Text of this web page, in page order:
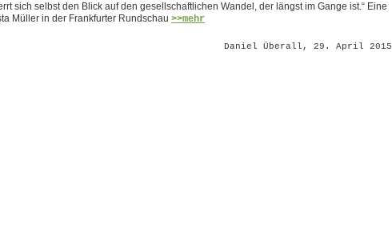
sich selbst den Blick auf den gesellschaftlichen Wandel, der längst im Gange ist.“ Eine
Müller in der Frankfurter Rundschau >>mehr
Daniel Überall, 29. April 2015